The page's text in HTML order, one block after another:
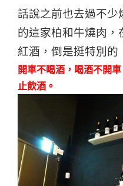
話說之前也去過不少
的這家柏和牛燒肉，
紅酒，倒是挺特別的
開車不喝酒，喝酒不開
止飲酒。